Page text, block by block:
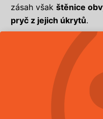
zásah však štěnice
pryč z jejich úkrytů.
Škůdci si pak začnou
se i do dalších
sousedních bytů.
Ačkoliv tedy
které běžně koupíte v